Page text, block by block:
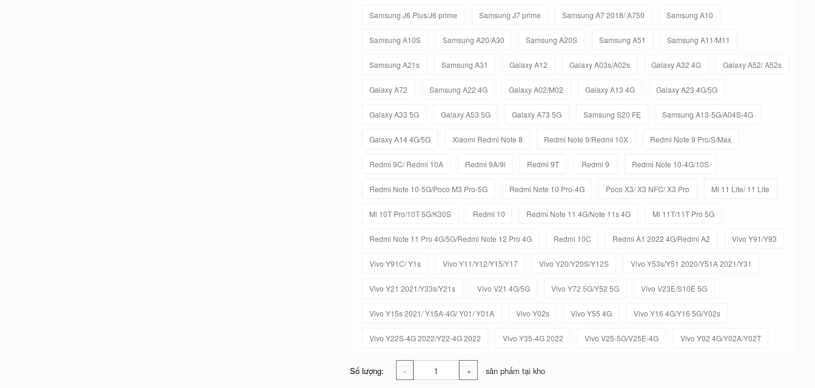
Samsung J6 Plus/J6 prime Samsung J7 prime Samsung A7 2018/ A750 Samsung A10
Samsung A10S Samsung A20/A30 Samsung A20S Samsung A51 Samsung A11/M11
Samsung A21s Samsung A31 Galaxy A12 Galaxy A03s/A02s Galaxy A32 4G Galaxy A52/ A52s
Galaxy A72 Samsung A22 4G Galaxy A02/M02 Galaxy A13 4G Galaxy A23 4G/5G
Galaxy A33 5G Galaxy A53 5G Galaxy A73 5G Samsung S20 FE Samsung A13-5G/A04S-4G
Galaxy A14 4G/5G Xiaomi Redmi Note 8 Redmi Note 9/Redmi 10X Redmi Note 9 Pro/S/Max
Redmi 9C/ Redmi 10A Redmi 9A/9i Redmi 9T Redmi 9 Redmi Note 10-4G/10S
Redmi Note 10-5G/Poco M3 Pro-5G Redmi Note 10 Pro-4G Poco X3/ X3 NFC/ X3 Pro Mi 11 Lite/ 11 Lite
Mi 10T Pro/10T-5G/K30S Redmi 10 Redmi Note 11 4G/Note 11s 4G Mi 11T/11T Pro 5G
Redmi Note 11 Pro 4G/5G/Redmi Note 12 Pro 4G Redmi 10C Redmi A1 2022 4G/Redmi A2 Vivo Y91/Y93
Vivo Y91C/ Y1s Vivo Y11/Y12/Y15/Y17 Vivo Y20/Y20S/Y12S Vivo Y53s/Y51 2020/Y51A 2021/Y31
Vivo Y21 2021/Y33s/Y21s Vivo V21 4G/5G Vivo Y72 5G/Y52 5G Vivo V23E/S10E 5G
Vivo Y15s 2021/ Y15A-4G/ Y01/ Y01A Vivo Y02s Vivo Y55 4G Vivo Y16 4G/Y16 5G/Y02s
Vivo Y22S-4G 2022/Y22-4G 2022 Vivo Y35-4G 2022 Vivo V25-5G/V25E-4G Vivo Y02 4G/Y02A/Y02T
Số lượng: - + sản phẩm tại kho